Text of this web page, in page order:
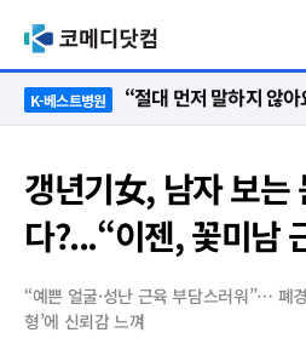
K-베스트병원
갱년기女, 남자 보는
다?...“이젠, 꽃미남
“예쁜 얼굴·성난 근육 부담스러워”… 폐
형’에 신뢰감 느껴